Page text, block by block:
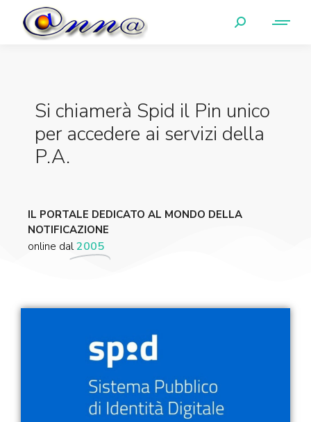
Si chiamerà Spid il Pin unico
per accedere ai servizi della
P.A.
IL PORTALE DEDICATO AL MONDO DELLA
NOTIFICAZIONE
online dal2005